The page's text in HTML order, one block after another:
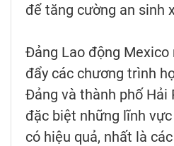
để tăng cường an sinh
Đảng Lao động
đẩy các chương trình
Đảng và thành phố Hải
đặc biệt những lĩnh
có hiệu quả, nhất là